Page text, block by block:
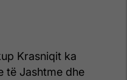
Krasniqit ka
të Jashtme dhe